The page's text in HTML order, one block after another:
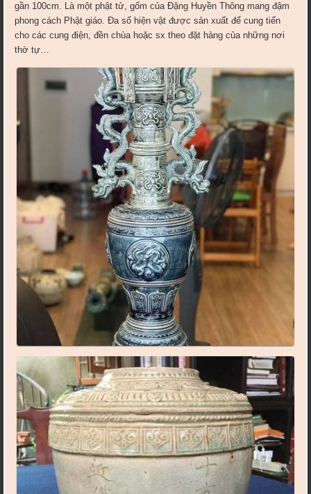
gần 100cm. Là một phật tử, gốm của Đặng Huyền Thông mang đậm
phong cách Phật giáo. Đa số hiện vật được sản xuất để cung tiến
cho các cung điện, đền chùa hoặc sx theo đặt hàng của những nơi
thờ tự…